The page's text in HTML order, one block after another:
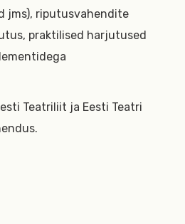
jms), riputusvahendite
praktilised harjutused
Teatriliit ja Eesti Teatri